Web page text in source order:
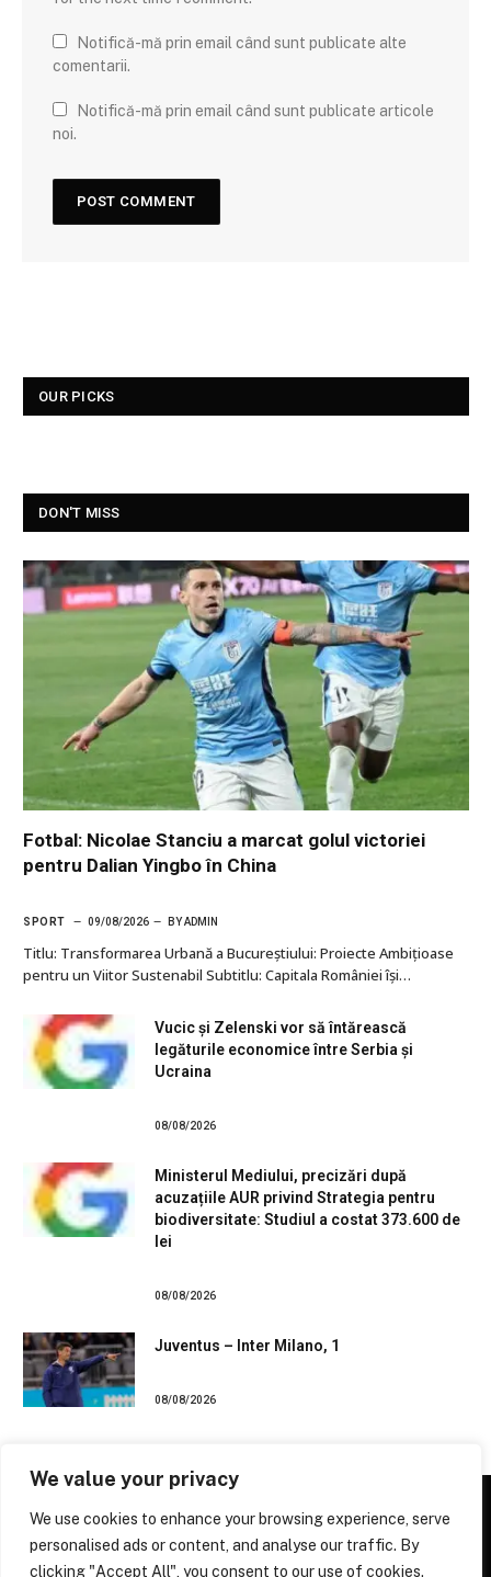
We value your privacy
We use cookies to enhance your browsing experience, serve
personalised ads or content, and analyse our traffic. By
clicking "Accept All", you consent to our use of cookies.
Notifică-mă prin email când sunt publicate alte
comentarii.
Notifică-mă prin email când sunt publicate articole
noi.
OUR PICKS
DON'T MISS
Fotbal: Nicolae Stanciu a marcat golul victoriei
pentru Dalian Yingbo în China
SPORT 09/08/2026 BY ADMIN
Titlu: Transformarea Urbană a Bucureștiului: Proiecte Ambițioase
pentru un Viitor Sustenabil Subtitlu: Capitala României își…
Vucic și Zelenski vor să întărească
legăturile economice între Serbia și
Ucraina
08/08/2026
Ministerul Mediului, precizări după
acuzațiile AUR privind Strategia pentru
biodiversitate: Studiul a costat 373.600 de
lei
08/08/2026
Juventus – Inter Milano, 1
08/08/2026
Facebook Pinterest